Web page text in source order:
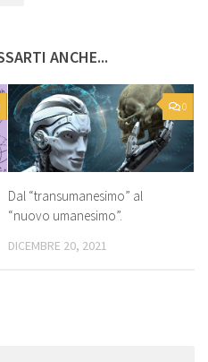
ANCHE...
0
Dal “transumanesimo” al
“nuovo umanesimo”.
DICEMBRE 20, 2021